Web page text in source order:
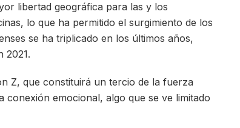
libertad geográfica para las y los
lo que ha permitido el surgimiento de los
se ha triplicado en los últimos años,
2021.
Z, que constituirá un tercio de la fuerza
emocional, algo que se ve limitado